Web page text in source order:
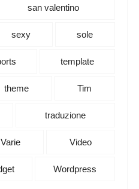
san valentino
sexy sole
template
theme Tim
traduzione
Varie Video
Wordpress